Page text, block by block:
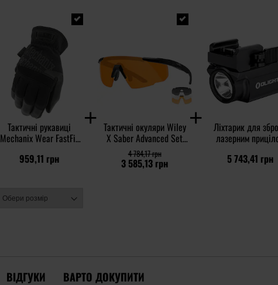
Тактичні рукавиці
Mechanix Wear FastFit
959,11 грн
Тактичні окуляри Wiley
X Saber Advanced Set
3in1 - Grey/Clear/Light
Rust/Matte Black
3 585,13 грн
4 784,17 грн
Ліхтарик для
лазерним
600 люменів, Red
5 743,41 грн
ВІДГУКИ ВАРТО ДОКУПИТИ